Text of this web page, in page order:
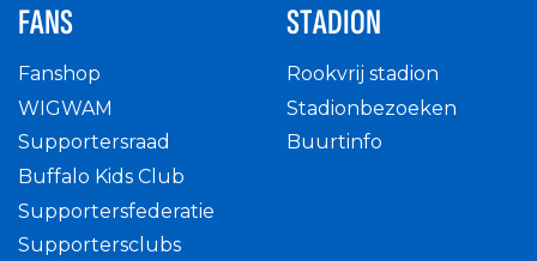
FANS
Fanshop
WIGWAM
Supportersraad
Buffalo Kids Club
Supportersfederatie
Supportersclubs
STADION
Rookvrij stadion
Stadionbezoeken
Buurtinfo